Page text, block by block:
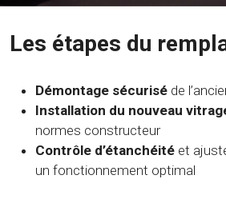
Les étapes du
Démontage sécurisé de
Installation du nouveau
normes constructeur
Contrôle d’étanchéité et
un fonctionnement optimal